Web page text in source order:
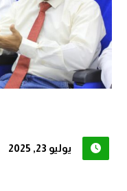
يوليو 23, 2025